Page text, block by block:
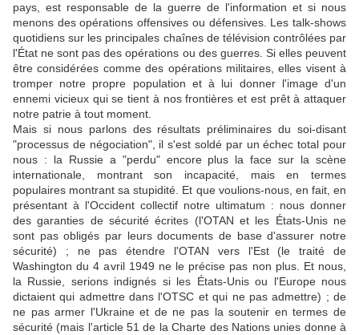
pays, est responsable de la guerre de l'information et si nous
menons des opérations offensives ou défensives. Les talk-shows
quotidiens sur les principales chaînes de télévision contrôlées par
l'État ne sont pas des opérations ou des guerres. Si elles peuvent
être considérées comme des opérations militaires, elles visent à
tromper notre propre population et à lui donner l'image d'un
ennemi vicieux qui se tient à nos frontières et est prêt à attaquer
notre patrie à tout moment.
Mais si nous parlons des résultats préliminaires du soi-disant
"processus de négociation", il s'est soldé par un échec total pour
nous : la Russie a "perdu" encore plus la face sur la scène
internationale, montrant son incapacité, mais en termes
populaires montrant sa stupidité. Et que voulions-nous, en fait, en
présentant à l'Occident collectif notre ultimatum : nous donner
des garanties de sécurité écrites (l'OTAN et les États-Unis ne
sont pas obligés par leurs documents de base d'assurer notre
sécurité) ; ne pas étendre l'OTAN vers l'Est (le traité de
Washington du 4 avril 1949 ne le précise pas non plus. Et nous,
la Russie, serions indignés si les États-Unis ou l'Europe nous
dictaient qui admettre dans l'OTSC et qui ne pas admettre) ; de
ne pas armer l'Ukraine et de ne pas la soutenir en termes de
sécurité (mais l'article 51 de la Charte des Nations unies donne à